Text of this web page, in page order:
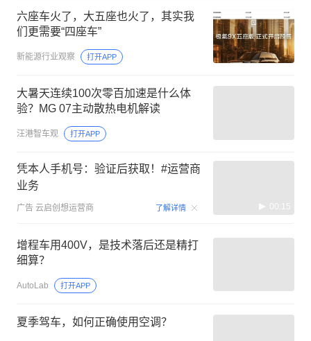
六座车火了，大五座也火了，其实我
们更需要“四座车”
新能源行业观察 打开APP
大暑天连续100次零百加速是什么体
验？MG 07主动散热电机解读
汪港智车观 打开APP
凭本人手机号：验证后获取！#运营商
业务
广告 云启创想运营商 了解详情 00:15
增程车用400V，是技术落后还是精打
细算？
AutoLab 打开APP
夏季驾车，如何正确使用空调？